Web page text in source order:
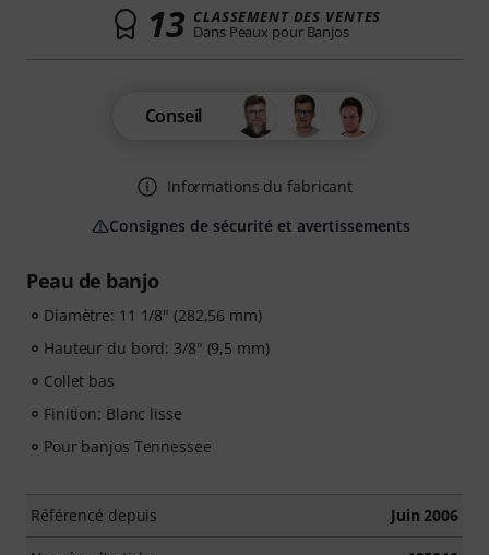
Peau de banjo
Diamètre: 11 1/8" (282,56 mm)
Hauteur du bord: 3/8" (9,5 mm)
Collet bas
Finition: Blanc lisse
Pour banjos Tennessee
Référencé depuis Juin 2006
13 CLASSEMENT DES VENTES
Dans Peaux pour Banjos
Conseil
Informations du fabricant
Consignes de sécurité et avertissements